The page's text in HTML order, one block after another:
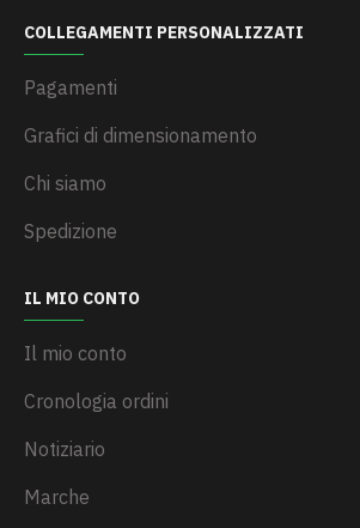
COLLEGAMENTI PERSONALIZZATI
Pagamenti
Grafici di dimensionamento
Chi siamo
Spedizione
IL MIO CONTO
Il mio conto
Cronologia ordini
Notiziario
Marche